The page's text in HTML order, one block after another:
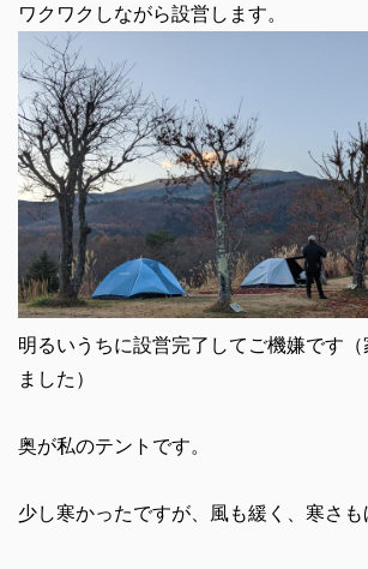
ワクワクしながら設営します。
明るいうちに設営完了してご機嫌です
ました）
奥が私のテントです。
少し寒かったですが、風も緩く、寒さ